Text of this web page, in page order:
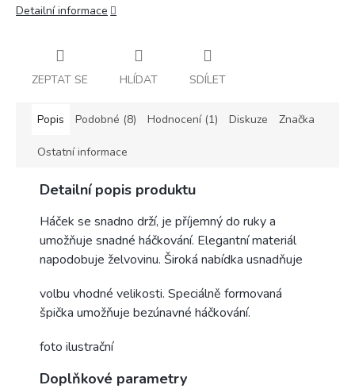
Detailní informace
ZEPTAT SE HLÍDAT SDÍLET
Popis Podobné (8) Hodnocení (1) Diskuze Značka
Ostatní informace
Detailní popis produktu
Háček se snadno drží, je příjemný do ruky a
umožňuje snadné háčkování. Elegantní materiál
napodobuje želvovinu. Široká nabídka usnadňuje
volbu vhodné velikosti. Speciálně formovaná
špička umožňuje bezúnavné háčkování.
foto ilustrační
Doplňkové parametry